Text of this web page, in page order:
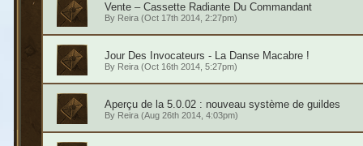
Vente – Cassette Radiante Du Commandant
By Reira(Oct 17th 2014, 2:27pm)
Jour Des Invocateurs - La Danse Macabre !
By Reira(Oct 16th 2014, 5:27pm)
Aperçu de la 5.0.02 : nouveau système de guildes
By Reira(Aug 26th 2014, 4:03pm)